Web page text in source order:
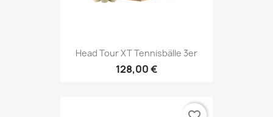
Head Tour XT Tennisbälle 3er
128,00 €